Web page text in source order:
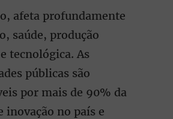
afeta profundamente
saúde, produção
tecnológica. As
públicas são
por mais de 90% da
inovação no país e